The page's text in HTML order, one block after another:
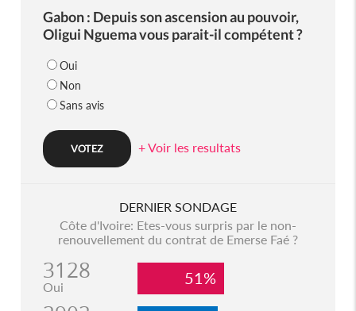
Gabon : Depuis son ascension au pouvoir,
Oligui Nguema vous parait-il compétent ?
Oui
Non
Sans avis
+ Voir les resultats
DERNIER SONDAGE
Côte d'Ivoire: Etes-vous surpris par le non-
renouvellement du contrat de Emerse Faé ?
3128
Oui 51%